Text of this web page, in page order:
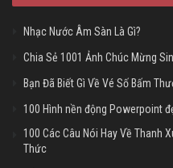
Nhạc Nước Âm Sàn Là Gì?
Chia Sẻ 1001 Ảnh Chúc Mừng
Bạn Đã Biết Gì Về Vé Số Bấm
100 Hình nền động Powerpoint
100 Các Câu Nói Hay Về Thanh
Thức